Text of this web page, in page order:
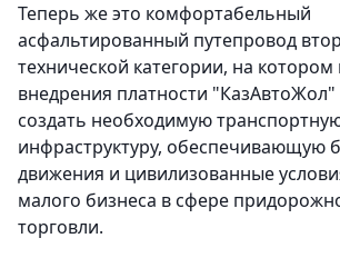
Теперь же это комфортабельный
асфальтированный путепровод
технической категории, на котором
внедрения платности
создать необходимую
инфраструктуру, обеспечивающую
движения и цивилизованные
малого бизнеса в сфере
торговли.